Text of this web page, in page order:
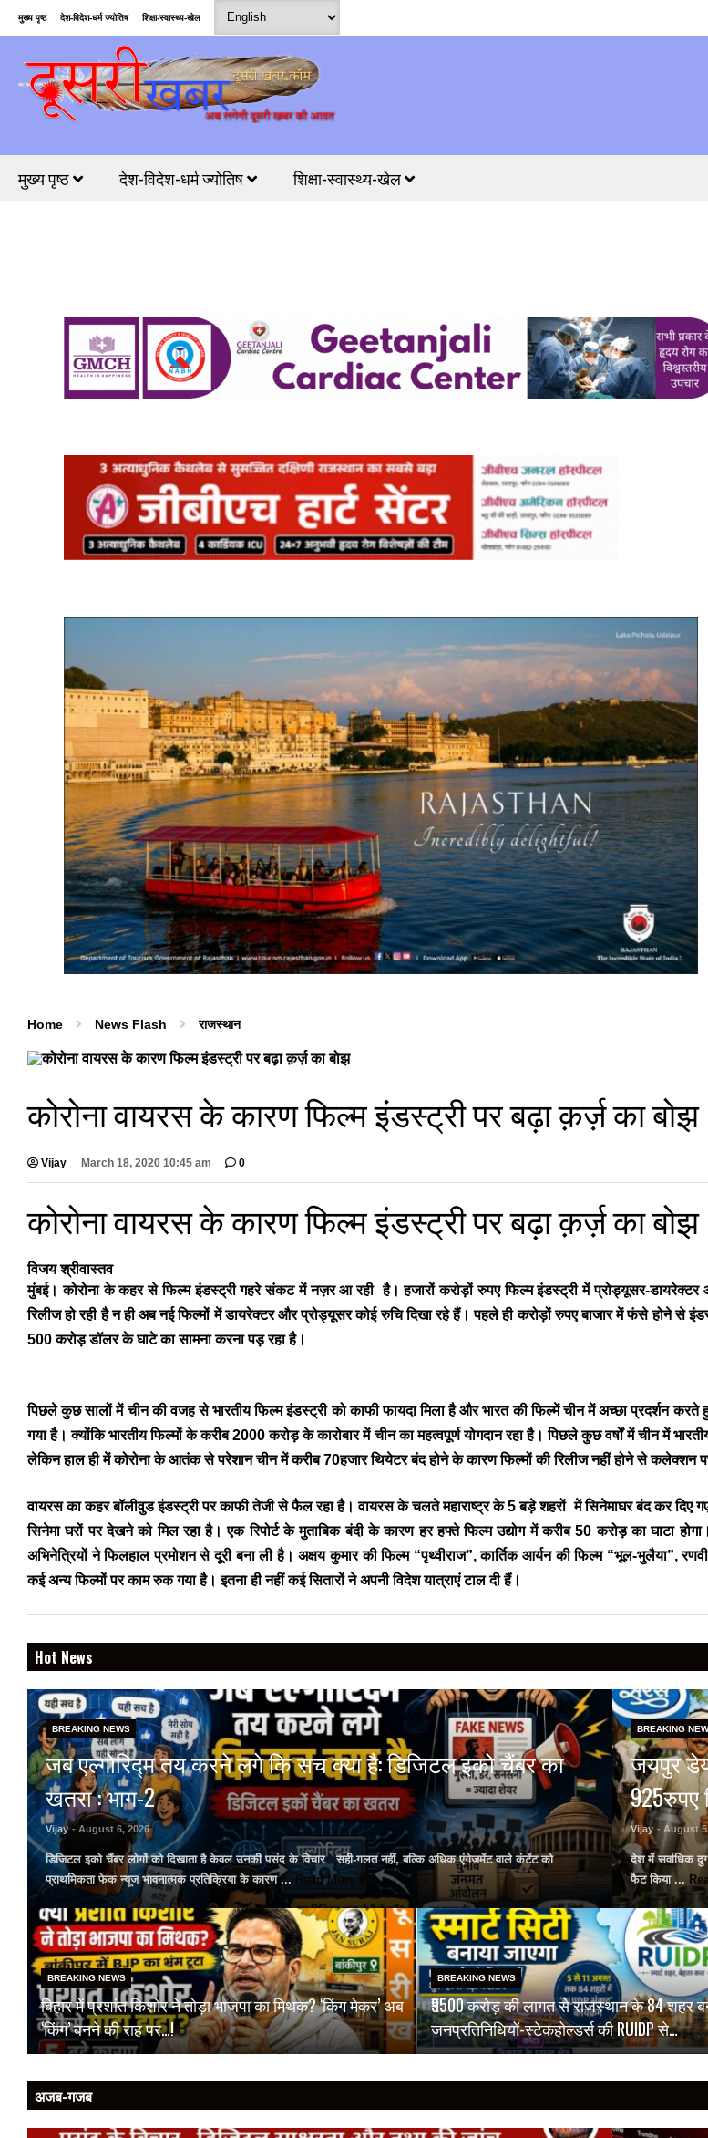
मुख्य पृष्ठ देश-विदेश-धर्म ज्योतिष शिक्षा-स्वास्थ्य-खेल
मुख्य पृष्ठ देश-विदेश-धर्म ज्योतिष शिक्षा-स्वास्थ्य-खेल
Home News Flash राजस्थान
कोरोना वायरस के कारण फिल्म इंडस्ट्री पर बढ़ा क़र्ज़ का बोझ
Vijay March 18, 2020 10:45 am 0
कोरोना वायरस के कारण फिल्म इंडस्ट्री पर बढ़ा क़र्ज़ का बोझ
विजय श्रीवास्तव
मुंबई। कोरोना के कहर से फिल्म इंडस्ट्री गहरे संकट में नज़र आ रही ​ है। हजारों करोड़ों रुपए फिल्म इंडस्ट्री में प्रोड्यूसर-
रिलीज हो रही है न ही अब नई फिल्मों में डायरेक्टर और प्रोड्यूसर कोई रुचि दिखा रहे हैं। पहले ही करोड़ों रुपए बाजार में फंसे होने से
500 करोड़ डॉलर के घाटे का सामना करना पड़ रहा है।
पिछले कुछ सालों में चीन की वजह से भारतीय फिल्म इंडस्ट्री को काफी फायदा मिला है और भारत की फिल्में चीन में अच्छा प्रदर्शन
गया है। क्योंकि भारतीय फिल्मों के करीब 2000 करोड़ के कारोबार में चीन का महत्वपूर्ण योगदान रहा है। पिछले कुछ वर्षों में चीन में
लेकिन हाल ही में कोरोना के आतंक से परेशान चीन में करीब 70हजार थियेटर बंद होने के कारण फिल्मों की रिलीज नहीं होने से कलेक्शन
वायरस का कहर बॉलीवुड इंडस्ट्री पर काफी तेजी से फैल रहा है। वायरस के चलते महाराष्ट्र के 5 बड़े शहरों में सिनेमाघर बंद कर दिए
सिनेमा घरों पर देखने को मिल रहा है। एक रिपोर्ट के मुताबिक बंदी के कारण हर हफ्ते फिल्म उद्योग में करीब 50 करोड़ का घाटा
अभिनेत्रियों ने फिलहाल प्रमोशन से दूरी बना ली है। अक्षय कुमार की फिल्म “पृथ्वीराज”, कार्तिक आर्यन की फिल्म “भूल-भुलैया”,
कई अन्य फिल्मों पर काम रुक गया है। इतना ही नहीं कई सितारों ने अपनी विदेश यात्राएं टाल दी हैं।
Hot News
BREAKING NEWS
जब एल्गोरिद्म तय करने लगे कि सच क्या है: डिजिटल इको चैंबर का
खतरा : भाग-2
Vijay - August 6, 2026
डिजिटल इको चैंबर लोगों को दिखाता है केवल उनकी पसंद के विचार सही-गलत नहीं, बल्कि अधिक एंगेजमेंट वाले कंटेंट को
प्राथमिकता फेक न्यूज भावनात्मक प्रतिक्रिया के कारण ... Read More
BREAKING
जयपुर
925रुपए
Vijay - August
देश में सर्वाधिक
फैट किया ...
BREAKING NEWS
बिहार में प्रशांत किशोर ने तोड़ा भाजपा का मिथक? ‘किंग मेकर’ अब
‘किंग’ बनने की राह पर…!
BREAKING NEWS
₹9500 करोड़ की लागत से राजस्थान के 84 शहर
जनप्रतिनिधियों-स्टेकहोल्डर्स की RUIDP से…
अजब-गजब